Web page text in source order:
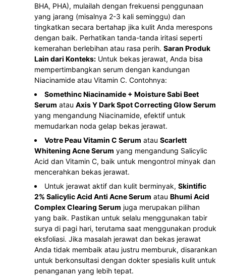
BHA, PHA), mulailah dengan frekuensi penggunaan
yang jarang (misalnya 2-3 kali seminggu) dan
tingkatkan secara bertahap jika kulit Anda merespons
dengan baik. Perhatikan tanda-tanda iritasi seperti
kemerahan berlebihan atau rasa perih. Saran Produk
Lain dari Konteks: Untuk bekas jerawat, Anda bisa
mempertimbangkan serum dengan kandungan
Niacinamide atau Vitamin C. Contohnya:
Somethinc Niacinamide + Moisture Sabi Beet
Serum atau Axis Y Dark Spot Correcting Glow Serum
yang mengandung Niacinamide, efektif untuk
memudarkan noda gelap bekas jerawat.
Votre Peau Vitamin C Serum atau Scarlett
Whitening Acne Serum yang mengandung Salicylic
Acid dan Vitamin C, baik untuk mengontrol minyak dan
mencerahkan bekas jerawat.
Untuk jerawat aktif dan kulit berminyak, Skintific
2% Salicylic Acid Anti Acne Serum atau Bhumi Acid
Complex Clearing Serum juga merupakan pilihan
yang baik. Pastikan untuk selalu menggunakan tabir
surya di pagi hari, terutama saat menggunakan produk
eksfoliasi. Jika masalah jerawat dan bekas jerawat
Anda tidak membaik atau justru memburuk, disarankan
untuk berkonsultasi dengan dokter spesialis kulit untuk
penanganan yang lebih tepat.